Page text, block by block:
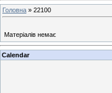
Головна » 22100
Матеріалів немає
Calendar